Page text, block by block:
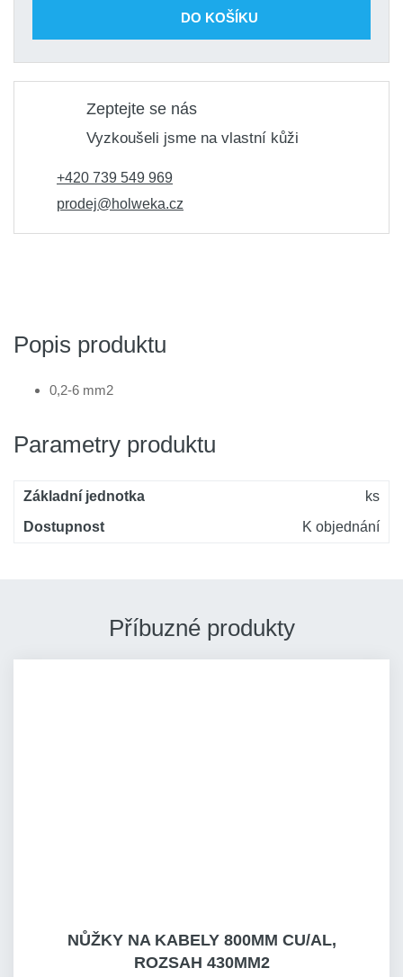
DO KOŠÍKU
Zeptejte se nás
Vyzkoušeli jsme na vlastní kůži
+420 739 549 969
prodej@holweka.cz
Popis produktu
0,2-6 mm2
Parametry produktu
Základní jednotka
ks
Dostupnost
K objednání
Příbuzné produkty
NŮŽKY NA KABELY 800MM CU/AL,
ROZSAH 430MM2